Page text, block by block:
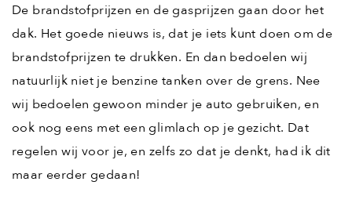
De brandstofprijzen en de gasprijzen gaan door het
dak. Het goede nieuws is, dat je iets kunt doen om de
brandstofprijzen te drukken. En dan bedoelen wij
natuurlijk niet je benzine tanken over de grens. Nee
wij bedoelen gewoon minder je auto gebruiken, en
ook nog eens met een glimlach op je gezicht. Dat
regelen wij voor je, en zelfs zo dat je denkt, had ik dit
maar eerder gedaan!